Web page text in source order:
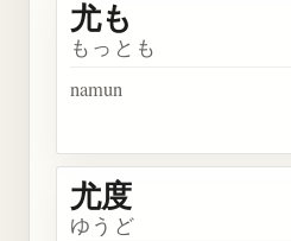
尤も
もっとも
namun
尤度
ゆうど